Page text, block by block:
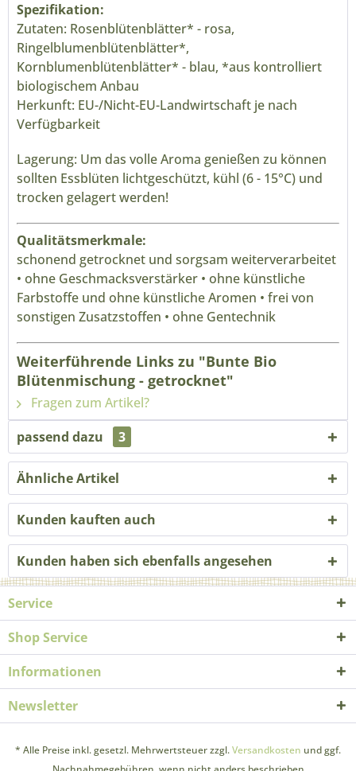
Spezifikation:
Zutaten: Rosenblütenblätter* - rosa,
Ringelblumenblütenblätter*,
Kornblumenblütenblätter* - blau, *aus kontrolliert
biologischem Anbau
Herkunft: EU-/Nicht-EU-Landwirtschaft je nach
Verfügbarkeit
Lagerung: Um das volle Aroma genießen zu können
sollten Essblüten lichtgeschützt, kühl (6 - 15°C) und
trocken gelagert werden!
Qualitätsmerkmale:
schonend getrocknet und sorgsam weiterverarbeitet
• ohne Geschmacksverstärker • ohne künstliche
Farbstoffe und ohne künstliche Aromen • frei von
sonstigen Zusatzstoffen • ohne Gentechnik
Weiterführende Links zu "Bunte Bio
Blütenmischung - getrocknet"
Fragen zum Artikel?
passend dazu
3
Ähnliche Artikel
Kunden kauften auch
Kunden haben sich ebenfalls angesehen
Service
Shop Service
Informationen
Newsletter
* Alle Preise inkl. gesetzl. Mehrwertsteuer zzgl.Versandkosten und ggf.